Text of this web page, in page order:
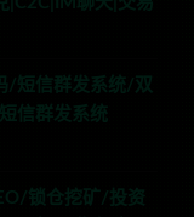
/短信群发系统/双
信群发系统
锁仓挖矿/投资